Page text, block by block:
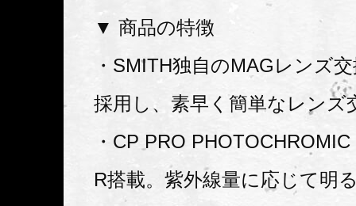
▼ 商品の特徴
・SMITH独自のMAGレンズ
採用し、素早く簡単なレンズ
・CP PRO
R搭載。紫外線量に応じて明